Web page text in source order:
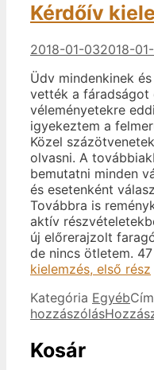
Kérdőív
2018-01-032018-
Üdv mindenkinek
vették a
véleményetekre
igyekeztem a
Közel
olvasni. A
bemutatni minden
és esetenként
Továbbra is
aktív
új előrerajzolt
de nincs ötletem.
kielemzés, első rész
Kategória Egyéb
hozzászólás
Kosár